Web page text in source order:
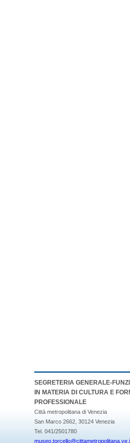
SEGRETERIA GENERALE-
IN MATERIA DI CULTURA E
PROFESSIONALE
Città metropolitana di Venezia
San Marco 2662, 30124 Venezia
Tel. 041/2501780